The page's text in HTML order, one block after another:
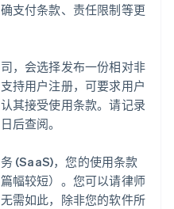
支付条款、责任限制等更
，会选择发布一份相对非
持用户注册，可要求用户
其接受使用条款。请记录
后查阅。
(SaaS)，您的使用条款
幅较短）。您可以请律师
需如此，除非您的软件所